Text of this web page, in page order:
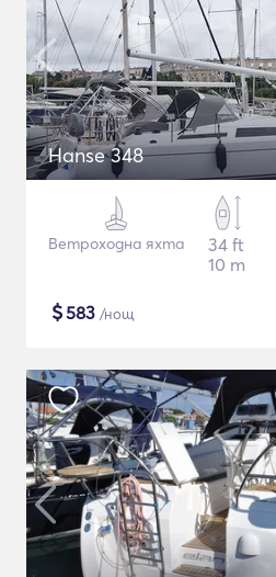
Hanse 348
Ветроходна яхта
34 ft
10 m
$583 /нощ